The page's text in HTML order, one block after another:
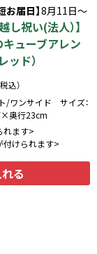
お届日】8月11日～
し祝い(法人）】
ューブアレン
ッド）
込）
/ワンサイド サイズ：
奥行23cm
れます>
付けられます>
る